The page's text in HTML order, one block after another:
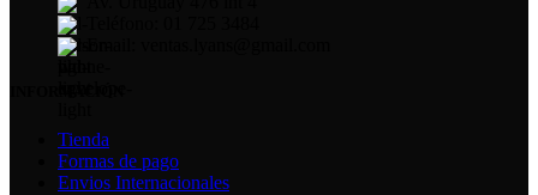
Tienda
Formas de pago
Envios Internacionales